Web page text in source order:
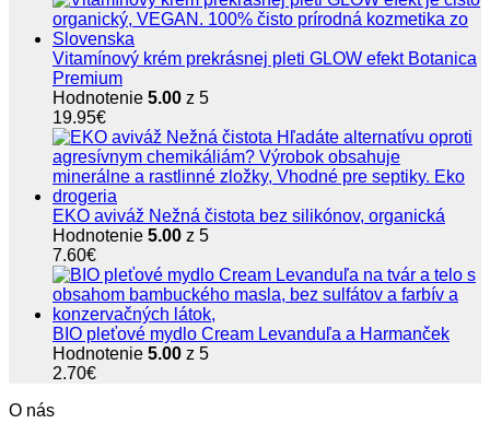
Vitamínový krém prekrásnej pleti GLOW efekt Botanica
Premium
Hodnotenie 5.00 z 5
19.95€
EKO aviváž Nežná čistota bez silikónov, organická
Hodnotenie 5.00 z 5
7.60€
BIO pleťové mydlo Cream Levanduľa a Harmanček
Hodnotenie 5.00 z 5
2.70€
O nás